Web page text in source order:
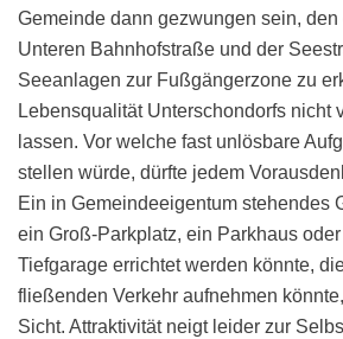
Gemeinde dann gezwungen sein,
Unteren Bahnhofstraße und der
Seeanlagen zur Fußgängerzone zu
Lebensqualität Unterschondorfs nicht
lassen. Vor welche fast unlösbare
stellen würde, dürfte jedem
Ein in Gemeindeeigentum stehendes
ein Groß-Parkplatz, ein Parkhaus
Tiefgarage errichtet werden könnte,
fließenden Verkehr aufnehmen
Sicht. Attraktivität neigt leider zur